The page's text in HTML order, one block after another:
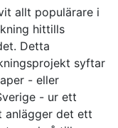
allt populärare i
hittills
Detta
syftar
- eller
- ur ett
anlägger det ett